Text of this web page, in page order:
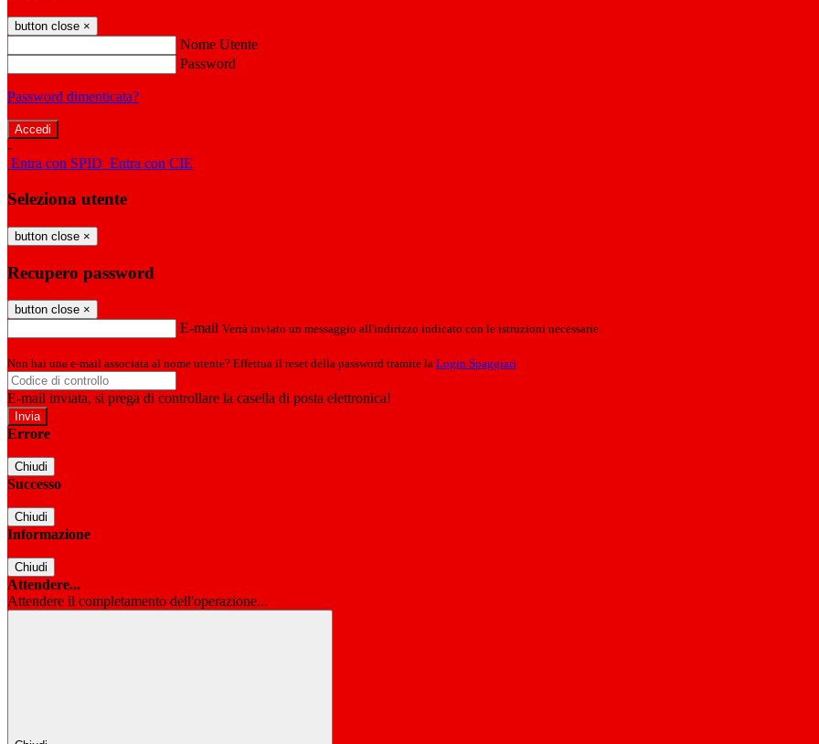
button close ×
Nome Utente
Password
Password dimenticata?
-
Entra con SPID Entra con CIE
Seleziona utente
button close ×
Recupero password
button close ×
E-mail Verrà inviato un messaggio all'indirizzo indicato con le istruzioni necessarie.
Non hai una e-mail associata al nome utente? Effettua il reset della password tramite la Login Spaggiari
E-mail inviata, si prega di controllare la casella di posta elettronica!
Errore
Chiudi
Successo
Chiudi
Informazione
Chiudi
Attendere...
Attendere il completamento dell'operazione...